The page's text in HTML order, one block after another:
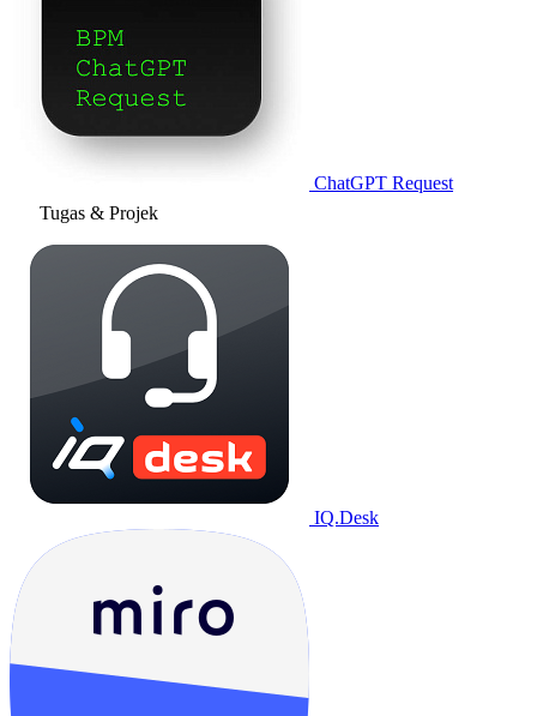
ChatGPT Request
Tugas & Projek
IQ.Desk